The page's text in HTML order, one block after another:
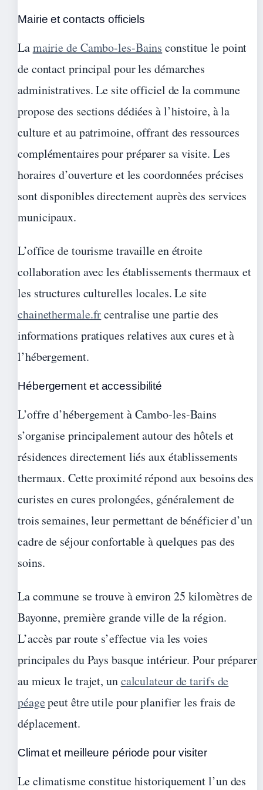
Mairie et contacts officiels
Lamairie de Cambo-les-Bains constitue le point
de contact principal pour les démarches
administratives. Le site officiel de la commune
propose des sections dédiées à l’histoire, à la
culture et au patrimoine, offrant des ressources
complémentaires pour préparer sa visite. Les
horaires d’ouverture et les coordonnées précises
sont disponibles directement auprès des services
municipaux.
L’office de tourisme travaille en étroite
collaboration avec les établissements thermaux et
les structures culturelles locales. Le site
chainethermale.frcentralise une partie des
informations pratiques relatives aux cures et à
l’hébergement.
Hébergement et accessibilité
L’offre d’hébergement à Cambo-les-Bains
s’organise principalement autour des hôtels et
résidences directement liés aux établissements
thermaux. Cette proximité répond aux besoins des
curistes en cures prolongées, généralement de
trois semaines, leur permettant de bénéficier d’un
cadre de séjour confortable à quelques pas des
soins.
La commune se trouve à environ 25 kilomètres de
Bayonne, première grande ville de la région.
L’accès par route s’effectue via les voies
principales du Pays basque intérieur. Pour préparer
au mieux le trajet, uncalculateur de tarifs de
péagepeut être utile pour planifier les frais de
déplacement.
Climat et meilleure période pour visiter
Le climatisme constitue historiquement l’un des